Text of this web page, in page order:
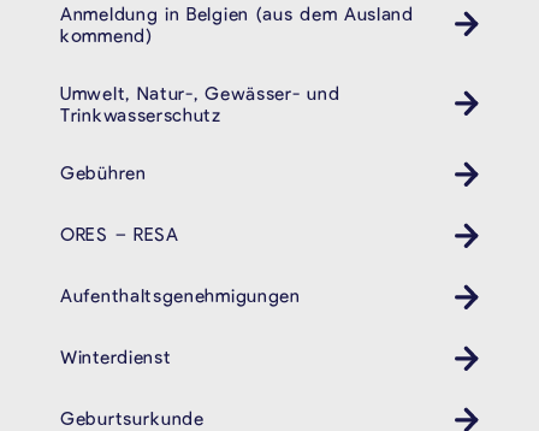
Anmeldung in Belgien (aus dem Ausland
kommend)
Umwelt, Natur-, Gewässer- und
Trinkwasserschutz
Gebühren
ORES – RESA
Aufenthaltsgenehmigungen
Winterdienst
Geburtsurkunde